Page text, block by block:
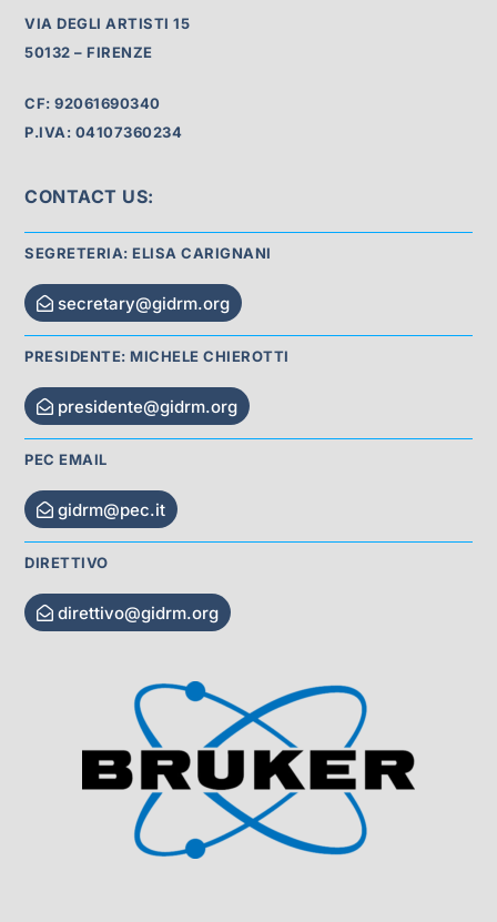
VIA DEGLI ARTISTI 15
50132 – FIRENZE
CF: 92061690340
P.IVA: 04107360234
CONTACT US:
SEGRETERIA: ELISA CARIGNANI
secretary@gidrm.org
PRESIDENTE: MICHELE CHIEROTTI
presidente@gidrm.org
PEC EMAIL
gidrm@pec.it
DIRETTIVO
direttivo@gidrm.org
Visit Sponsor Page